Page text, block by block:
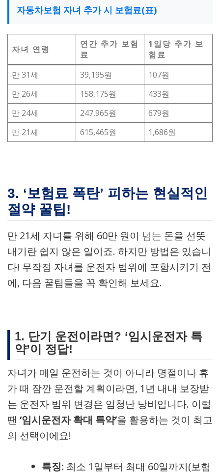
자동차보험 자녀 추가 시 보험료(표)
자녀 연령
연간 추가 보험
료
1일당 추가 보
험료
만 31세
39,195원
107원
만 26세
158,175원
433원
만 24세
247,965원
679원
만 21세
615,465원 1,686원
3. ‘보험료 폭탄’ 피하는 현실적인
절약 꿀팁!
만 21세 자녀를 위해 60만 원이 넘는 돈을 선뜻
내기란 쉽지 않은 일이죠. 하지만 방법은 있습니
다! 무작정 자녀를 운전자 범위에 포함시키기 전
에, 다음 꿀팁들을 꼭 확인해 보세요.
1. 단기 운전이라면? ‘임시운전자 특
약’이 정답!
자녀가 매일 운전하는 것이 아니라 명절이나 휴
가 때 잠깐 운전할 계획이라면, 1년 내내 보장받
는 운전자 범위 변경은 엄청난 낭비입니다. 이럴
땐 ‘임시운전자 확대 특약’을 활용하는 것이 최고
의 선택이에요!
특징: 최소 1일부터 최대 60일까지(보험